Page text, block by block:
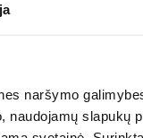
naršymo
slapukų
fizinį
geresnės